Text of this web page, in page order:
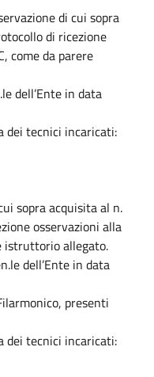
di cui sopra
di ricezione
come da parere
dell’Ente in data
dei tecnici incaricati:
sopra acquisita al n.
osservazioni alla
istruttorio allegato.
dell’Ente in data
presenti
dei tecnici incaricati: